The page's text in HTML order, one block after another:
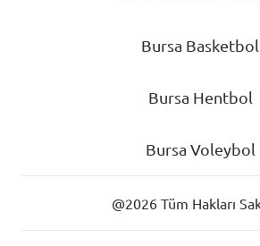
Bursa Basketbol
Bursa Hentbol
Bursa Voleybol
@2026 Tüm Hakları